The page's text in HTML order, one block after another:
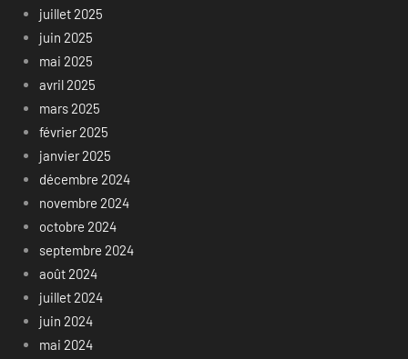
juillet 2025
juin 2025
mai 2025
avril 2025
mars 2025
février 2025
janvier 2025
décembre 2024
novembre 2024
octobre 2024
septembre 2024
août 2024
juillet 2024
juin 2024
mai 2024